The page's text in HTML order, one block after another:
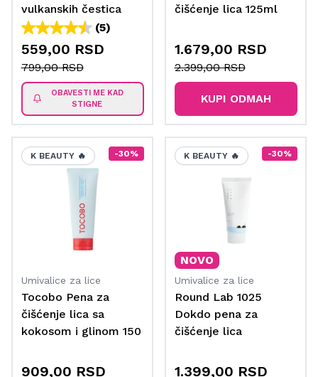
vulkanskih čestica
250 ml
(5)
559,00 RSD
799,00 RSD
OBAVESTI ME KAD
STIGNE
čišćenje lica 125ml
1.679,00 RSD
2.399,00 RSD
KUPI ODMAH
K BEAUTY 🔥 -30%
Umivalice za lice
Tocobo Pena za
čišćenje lica sa
kokosom i glinom 150
909,00 RSD
K BEAUTY 🔥
NOVO
-30%
Umivalice za lice
Round Lab 1025
Dokdo pena za
čišćenje lica
1.399,00 RSD